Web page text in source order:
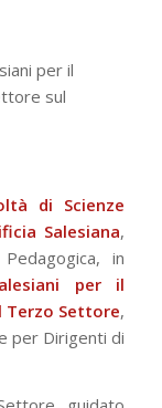
per il
sul
di Scienze
Salesiana,
in
per il
Terzo Settore,
per Dirigenti di